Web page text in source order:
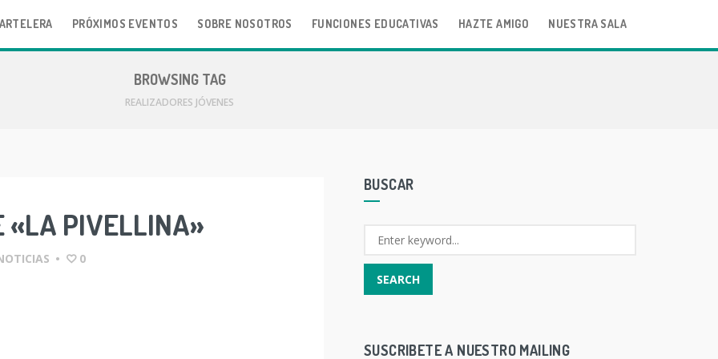
PRÓXIMOS EVENTOS SOBRE NOSOTROS FUNCIONES EDUCATIVAS HAZTE AMIGO NUESTRA SALA
BROWSING TAG
REALIZADORES JÓVENES
«LA PIVELLINA»
• 0
BUSCAR
SUSCRIBETE A NUESTRO MAILING